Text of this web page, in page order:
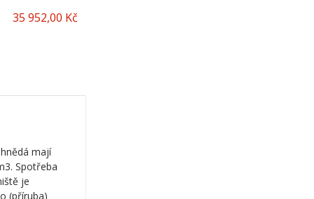
35 952,00 Kč
mají
Spotřeba
je
(příruba)